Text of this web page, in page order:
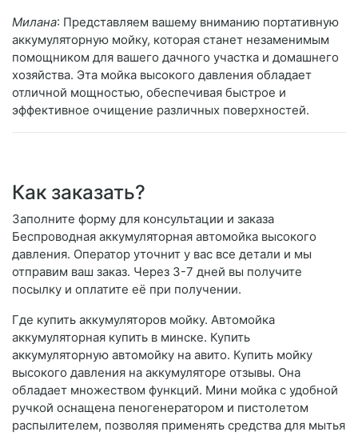
Милана: Представляем вашему вниманию портативную
аккумуляторную мойку, которая станет незаменимым
помощником для вашего дачного участка и домашнего
хозяйства. Эта мойка высокого давления обладает
отличной мощностью, обеспечивая быстрое и
эффективное очищение различных поверхностей.
Как заказать?
Заполните форму для консультации и заказа
Беспроводная аккумуляторная автомойка высокого
давления. Оператор уточнит у вас все детали и мы
отправим ваш заказ. Через 3-7 дней вы получите
посылку и оплатите её при получении.
Где купить аккумуляторов мойку. Автомойка
аккумуляторная купить в минске. Купить
аккумуляторную автомойку на авито. Купить мойку
высокого давления на аккумуляторе отзывы. Она
обладает множеством функций. Мини мойка с удобной
ручкой оснащена пеногенератором и пистолетом
распылителем, позволяя применять средства для мытья